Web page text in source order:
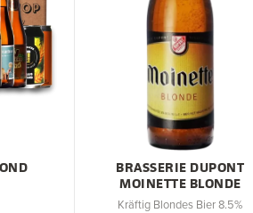
BRASSERIE DUPONT
MOINETTE BLONDE
Kräftig Blondes Bier 8.5%